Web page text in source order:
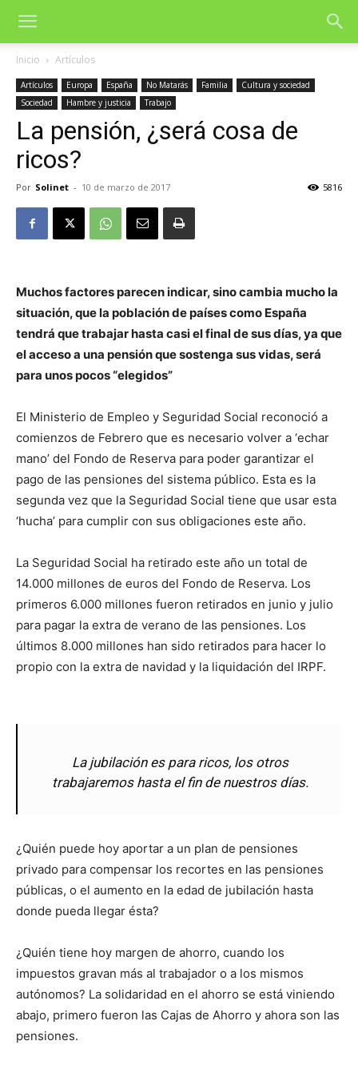
Inicio Artículos
Artículos Europa España No Matarás Familia
Cultura y sociedad
Sociedad
Hambre y justicia Trabajo
La pensión, ¿será cosa de
ricos?
Por Solinet - 10 de marzo de 2017 5816
Muchos factores parecen indicar, sino cambia mucho la
situación, que la población de países como España
tendrá que trabajar hasta casi el final de sus días, ya que
el acceso a una pensión que sostenga sus vidas, será
para unos pocos “elegidos”
El Ministerio de Empleo y Seguridad Social reconoció a
comienzos de Febrero que es necesario volver a ‘echar
mano’ del Fondo de Reserva para poder garantizar el
pago de las pensiones del sistema público. Esta es la
segunda vez que la Seguridad Social tiene que usar esta
‘hucha’ para cumplir con sus obligaciones este año.
La Seguridad Social ha retirado este año un total de
14.000 millones de euros del Fondo de Reserva. Los
primeros 6.000 millones fueron retirados en junio y julio
para pagar la extra de verano de las pensiones. Los
últimos 8.000 millones han sido retirados para hacer lo
propio con la extra de navidad y la liquidación del IRPF.
La jubilación es para ricos, los otros
trabajaremos hasta el fin de nuestros días.
¿Quién puede hoy aportar a un plan de pensiones
privado para compensar los recortes en las pensiones
públicas, o el aumento en la edad de jubilación hasta
donde pueda llegar ésta?
¿Quién tiene hoy margen de ahorro, cuando los
impuestos gravan más al trabajador o a los mismos
autónomos? La solidaridad en el ahorro se está viniendo
abajo, primero fueron las Cajas de Ahorro y ahora son las
pensiones.